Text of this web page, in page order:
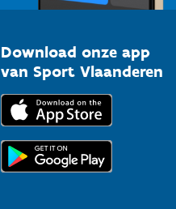
Download onze app
van Sport Vlaanderen